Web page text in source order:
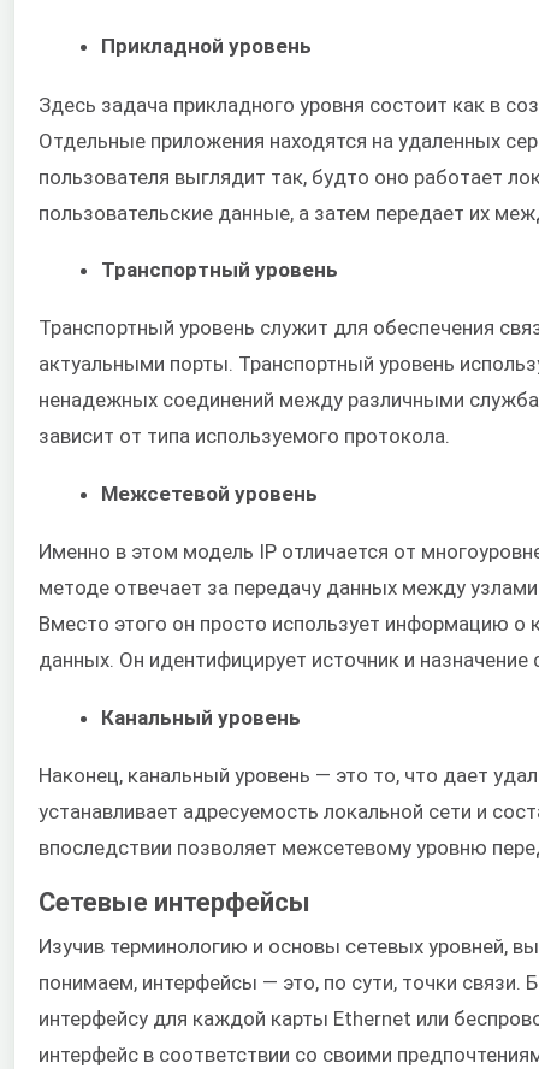
Прикладной уровень
Здесь задача прикладного уровня состоит как в
Отдельные приложения находятся на удаленных
пользователя выглядит так, будто оно работает
пользовательские данные, а затем передает их
Транспортный уровень
Транспортный уровень служит для обеспечения
актуальными порты. Транспортный уровень
ненадежных соединений между различными
зависит от типа используемого протокола.
Межсетевой уровень
Именно в этом модель IP отличается от
методе отвечает за передачу данных между
Вместо этого он просто использует информацию о
данных. Он идентифицирует источник и
Канальный уровень
Наконец, канальный уровень — это то, что дает
устанавливает адресуемость локальной сети и
впоследствии позволяет межсетевому уровню
Сетевые интерфейсы
Изучив терминологию и основы сетевых уровней,
понимаем, интерфейсы — это, по сути, точки
интерфейсу для каждой карты Ethernet или
интерфейс в соответствии со своими